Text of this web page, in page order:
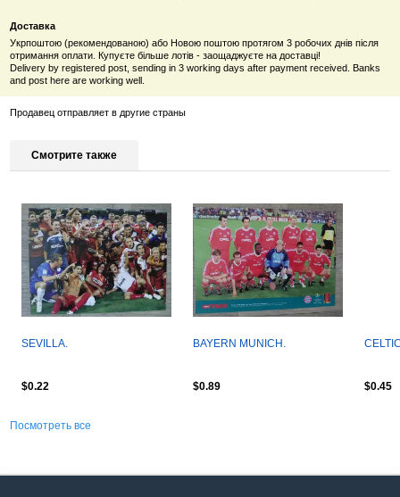
Доставка
Укрпоштою (рекомендованою) або Новою поштою протягом 3 робочих днів після
отримання оплати. Купуєте більше лотів - заощаджуєте на доставці!
Delivery by registered post, sending in 3 working days after payment received. Banks
and post here are working well.
Продавец отправляет в другие страны
Смотрите также
SEVILLA.
$0.22
BAYERN MUNICH.
$0.89 $0.45
Посмотреть все